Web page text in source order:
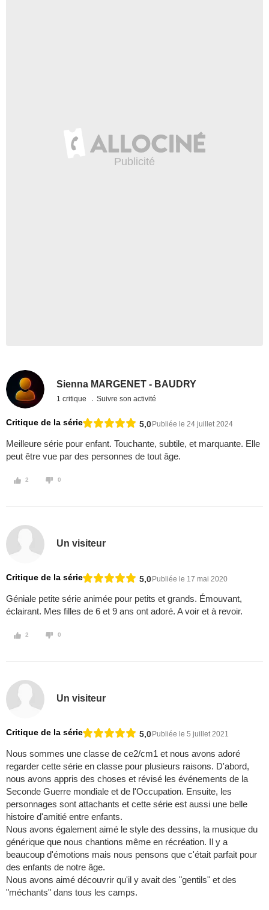
Sienna MARGENET - BAUDRY
1 critique Suivre son activité
Critique de la série 5,0Publiée le 24 juillet 2024
Meilleure série pour enfant. Touchante, subtile, et marquante. Elle
peut être vue par des personnes de tout âge.
2 0
Un visiteur
Critique de la série 5,0Publiée le 17 mai 2020
Géniale petite série animée pour petits et grands. Émouvant,
éclairant. Mes filles de 6 et 9 ans ont adoré. A voir et à revoir.
2 0
Un visiteur
Critique de la série 5,0Publiée le 5 juillet 2021
Nous sommes une classe de ce2/cm1 et nous avons adoré
regarder cette série en classe pour plusieurs raisons. D'abord,
nous avons appris des choses et révisé les événements de la
Seconde Guerre mondiale et de l'Occupation. Ensuite, les
personnages sont attachants et cette série est aussi une belle
histoire d'amitié entre enfants.
Nous avons également aimé le style des dessins, la musique du
générique que nous chantions même en récréation. Il y a
beaucoup d'émotions mais nous pensons que c'était parfait pour
des enfants de notre âge.
Nous avons aimé découvrir qu'il y avait des "gentils" et des
"méchants" dans tous les camps.